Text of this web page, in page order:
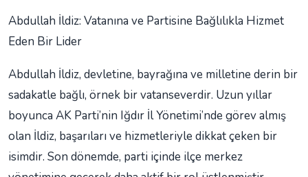
Abdullah İldiz: Vatanına ve Partisine Bağlılıkla Hizmet
Eden Bir Lider
Abdullah İldiz, devletine, bayrağına ve milletine derin bir
sadakatle bağlı, örnek bir vatanseverdir. Uzun yıllar
boyunca AK Parti’nin Iğdır İl Yönetimi’nde görev almış
olan İldiz, başarıları ve hizmetleriyle dikkat çeken bir
isimdir. Son dönemde, parti içinde ilçe merkez